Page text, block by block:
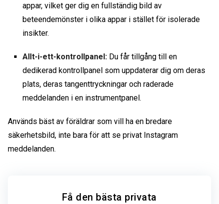
appar, vilket ger dig en fullständig bild av
beteendemönster i olika appar i stället för isolerade
insikter.
Allt-i-ett-kontrollpanel: Du får tillgång till en
dedikerad kontrollpanel som uppdaterar dig om deras
plats, deras tangenttryckningar och raderade
meddelanden i en instrumentpanel.
Används bäst av föräldrar som vill ha en bredare
säkerhetsbild, inte bara för att se privat Instagram
meddelanden.
Få den bästa privata